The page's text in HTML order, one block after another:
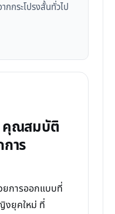
กระโปรงสั้นทั่วไป
คุณสมบัติ
าร
การออกแบบที่
งยุคใหม่ ที่